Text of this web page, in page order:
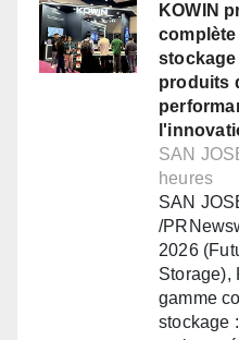
KOWIN
stockage
produits
SAN
heures
SAN
/
2026
Storage),
gamme
stockage